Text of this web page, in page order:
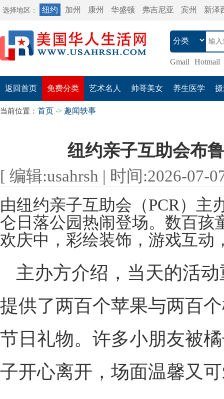
选择地区： 纽约 加州 康州 华盛顿 弗吉尼亚 宾州 新泽
Gmail Hotmail
返回首页 免费分类 艺术名人 帅哥美女 养生医学
当前位置： 首页 -> 趣闻轶事
纽约亲子互助会布
[ 编辑:usahrsh | 时间:2026-07-
由纽约亲子互助会（PCR）主
仑日落公园热闹登场。数百孩
欢庆中，彩绘装饰，游戏互动
主办方介绍，当天的活
提供了两百个苹果与两百
节日礼物。许多小朋友被
子开心离开，场面温馨又